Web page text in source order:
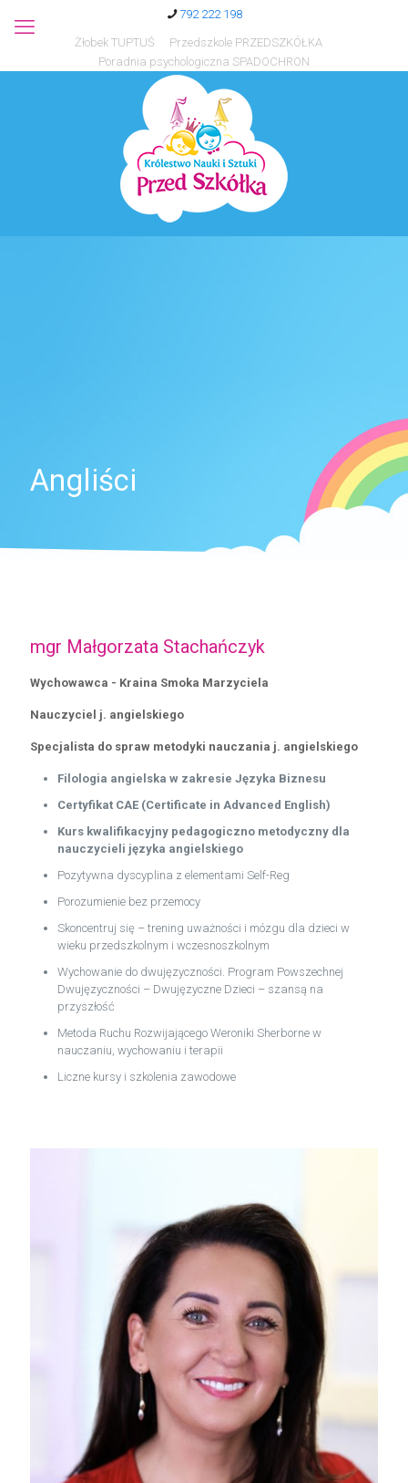
792 222 198
Żłobek TUPTUŚ
Przedszkole PRZEDSZKÓŁKA
Poradnia psychologiczna SPADOCHRON
Angliści
mgr Małgorzata Stachańczyk
Wychowawca - Kraina Smoka Marzyciela
Nauczyciel j. angielskiego
Specjalista do spraw metodyki nauczania j. angielskiego
Filologia angielska w zakresie Języka Biznesu
Certyfikat CAE (Certificate in Advanced English)
Kurs kwalifikacyjny pedagogiczno metodyczny dla
nauczycieli języka angielskiego
Pozytywna dyscyplina z elementami Self-Reg
Porozumienie bez przemocy
Skoncentruj się – trening uważności i mózgu dla dzieci w
wieku przedszkolnym i wczesnoszkolnym
Wychowanie do dwujęzyczności. Program Powszechnej
Dwujęzyczności – Dwujęzyczne Dzieci – szansą na
przyszłość
Metoda Ruchu Rozwijającego Weroniki Sherborne w
nauczaniu, wychowaniu i terapii
Liczne kursy i szkolenia zawodowe